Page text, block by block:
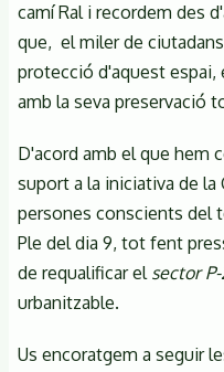
camí Ral i recordem des
que, el miler de
protecció d'aquest espai,
amb la seva preservació
D'acord amb el que hem
suport a la iniciativa de la
persones conscients del
Ple del dia 9, tot fent
de requalificar el sector P-
urbanitzable.
Us encoratgem a seguir